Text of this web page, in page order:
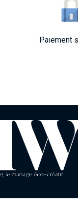
Paiement